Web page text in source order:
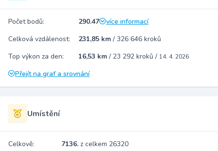
Počet bodů: 290.47
více informací
Celková vzdálenost:
231,85 km / 326 646 kroků
Top výkon za den:
16,53 km / 23 292 kroků / 14. 4. 2026
Přejít na graf a srovnání
Umístění
Celkově: 7136. z celkem 26320